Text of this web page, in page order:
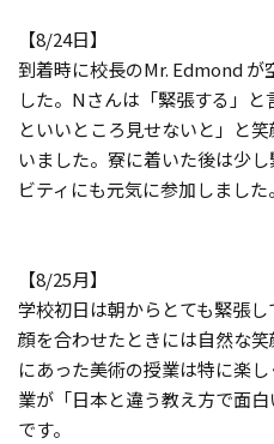
【8/24日】
到着時に校長のMr. Edmond
した。Nさんは「緊張する」
といいところ見せないと」と
いました。寮に着いた後は少
ビティにも元気に参加しました。
【8/25月】
学校初日は朝からとても緊張
顔を合わせたときには自然な
にあった美術の授業は特に楽
業が「日本と違う教え方で面
です。